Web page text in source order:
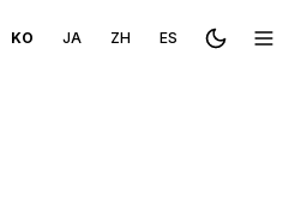
KO JA ZH ES Toggle메뉴